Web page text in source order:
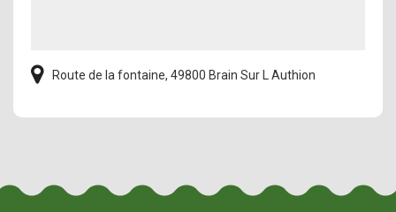
Route de la fontaine, 49800 Brain Sur L Authion